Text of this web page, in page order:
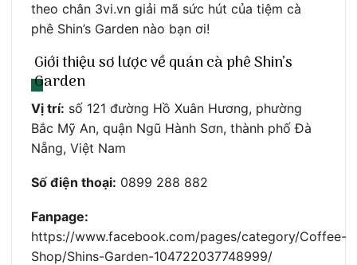
theo chân 3vi.vn giải mã sức hút của tiệm cà
phê Shin’s Garden nào bạn ơi!
Giới thiệu sơ lược về quán cà phê Shin’s
Garden
Vị trí: số 121 đường Hồ Xuân Hương, phường
Bắc Mỹ An, quận Ngũ Hành Sơn, thành phố Đà
Nẵng, Việt Nam
Số điện thoại: 0899 288 882
Fanpage:
https://www.facebook.com/pages/category/Coffee-
Shop/Shins-Garden-104722037748999/